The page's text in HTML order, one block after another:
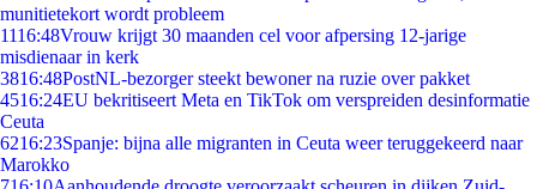
munitietekort wordt probleem
1116:48Vrouw krijgt 30 maanden cel voor afpersing 12-jarige
misdienaar in kerk
3816:48PostNL-bezorger steekt bewoner na ruzie over pakket
4516:24EU bekritiseert Meta en TikTok om verspreiden desinformatie
Ceuta
6216:23Spanje: bijna alle migranten in Ceuta weer teruggekeerd naar
Marokko